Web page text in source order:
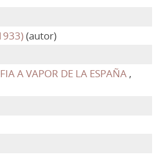
(autor)
A VAPOR DE LA ESPAÑA ,